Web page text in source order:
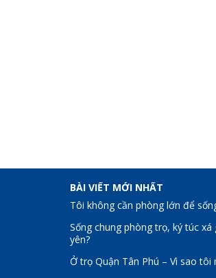
BÀI VIẾT MỚI NHẤT
Tôi không cần phòng lớn để
Sống chung phòng trọ, ký túc xá
yên?
Ở trọ Quận Tân Phú – Vì sao tôi